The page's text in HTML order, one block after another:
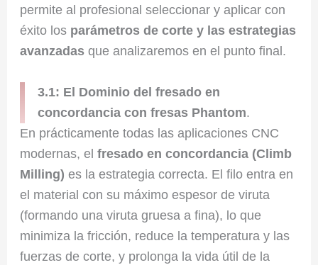
permite al profesional seleccionar y aplicar con
éxito los parámetros de corte y las estrategias
avanzadasque analizaremos en el punto final.
3.1: El Dominio del fresado en
concordancia con fresas Phantom.
En prácticamente todas las aplicaciones CNC
modernas, el fresado en concordancia (Climb
Milling) es la estrategia correcta. El filo entra en
el material con su máximo espesor de viruta
(formando una viruta gruesa a fina), lo que
minimiza la fricción, reduce la temperatura y las
fuerzas de corte, y prolonga la vida útil de la